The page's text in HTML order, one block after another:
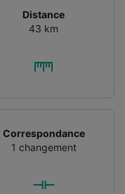
Distance
43 km
Correspondance
1 changement
de
contenu,